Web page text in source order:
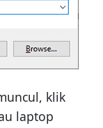
klik
laptop